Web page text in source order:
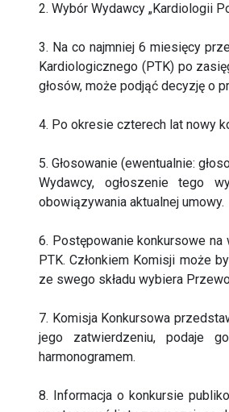
2. Wybór Wydawcy „Kardiologii
3. Na co najmniej 6 miesięcy
Kardiologicznego (PTK) po
głosów, może podjąć decyzję o
4. Po okresie czterech lat nowy
5. Głosowanie (ewentualnie:
Wydawcy, ogłoszenie tego
obowiązywania aktualnej umowy.
6. Postępowanie konkursowe na
PTK. Członkiem Komisji może
ze swego składu wybiera
7. Komisja Konkursowa
jego zatwierdzeniu, podaje
harmonogramem.
8. Informacja o konkursie